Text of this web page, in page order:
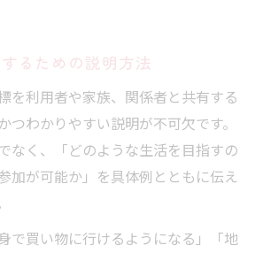
るための説明方法
を利用者や家族、関係者と共有する
つわかりやすい説明が不可欠です。
なく、「どのような生活を目指すの
加が可能か」を具体例とともに伝え
で買い物に行けるようになる」「地